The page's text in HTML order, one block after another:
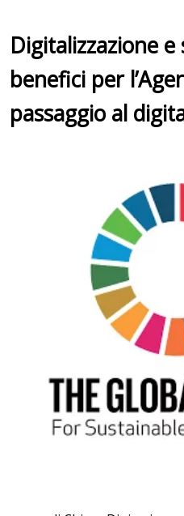
Digitalizzazione
benefici per
passaggio al